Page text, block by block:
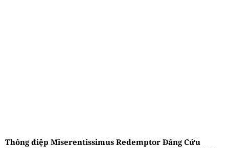
Thông điệp Miserentissimus Redemptor Đấng Cứu